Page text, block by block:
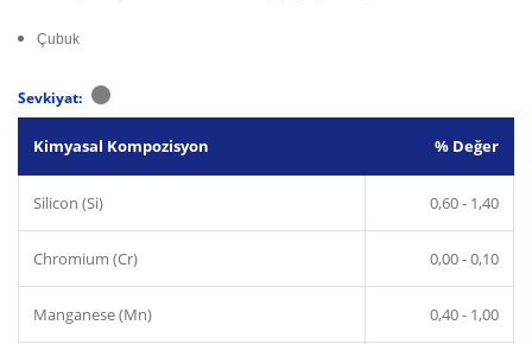
Çubuk
Sevkiyat:
Kimyasal Kompozisyon % Değer
Silicon (Si) 0,60 - 1,40
Chromium (Cr) 0,00 - 0,10
Manganese (Mn) 0,40 - 1,00